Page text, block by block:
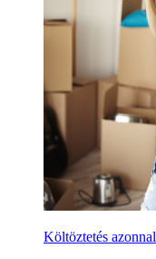
Költöztetés azonnal